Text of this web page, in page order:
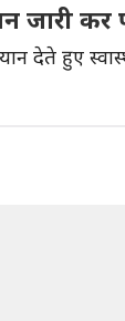
जारी
देते हुए